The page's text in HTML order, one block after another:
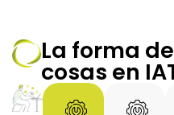
La forma
cosas en